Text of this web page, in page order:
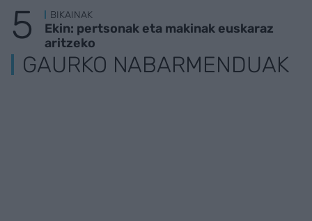
BIKAINAK
Ekin: pertsonak eta makinak euskaraz
aritzeko
GAURKO NABARMENDUAK